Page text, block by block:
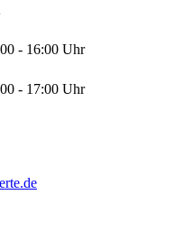
- 16:00 Uhr
- 17:00 Uhr